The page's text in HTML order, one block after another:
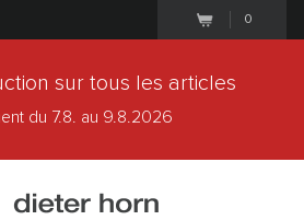
0
sur tous les articles
du 7.8. au 9.8.2026